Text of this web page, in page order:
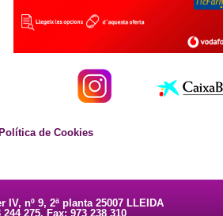
Política de Cookies
IV, nº 9, 2ª planta 25007 LLEIDA
275. Fax: 973 238 310